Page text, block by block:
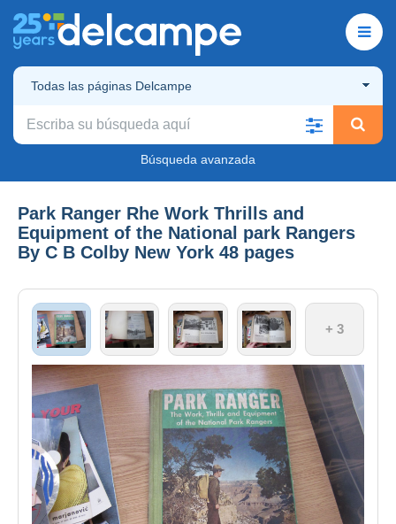
Todas las páginas Delcampe
Búsqueda avanzada
Park Ranger Rhe Work Thrills and
Equipment of the National park Rangers
By C B Colby New York 48 pages
+ 3